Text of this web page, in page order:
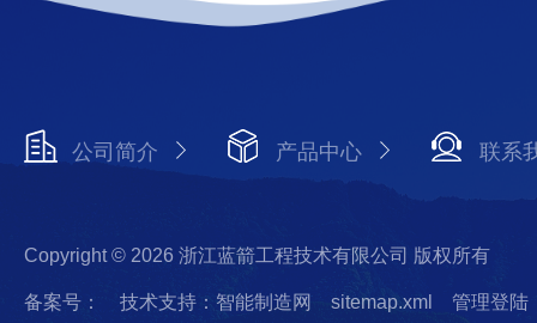
公司简介 产品中心 联系
Copyright © 2026 浙江蓝箭工程技术有限公司 版权所有
备案号： 技术支持：智能制造网 sitemap.xml 管理登陆